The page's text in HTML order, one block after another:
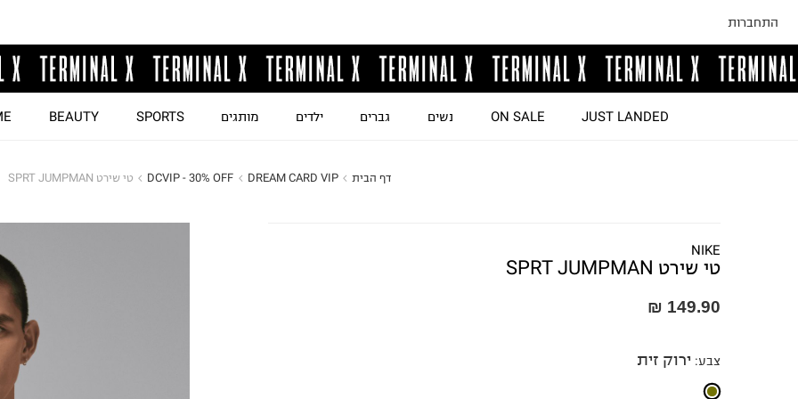
התחברות
JUST LANDED
ON SALE נשים גברים ילדים מותגים SPORTS
BEAUTY
דף הבית DREAM CARD VIP
DCVIP - 30% OFF טי שירט SPRT JUMPMAN
NIKE
טי שירט SPRT JUMPMAN
149.90 ₪
צבע: ירוק זית